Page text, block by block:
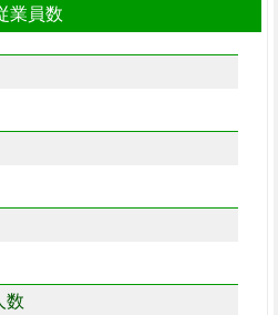
業員数
数